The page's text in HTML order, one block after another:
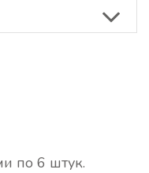
по 6 штук.